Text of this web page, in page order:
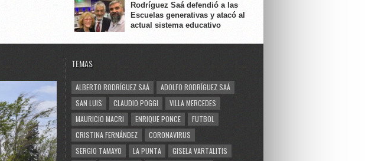
Rodríguez Saá defendió a las
Escuelas generativas y atacó al
actual sistema educativo
TEMAS
ALBERTO RODRÍGUEZ SAÁ
ADOLFO RODRÍGUEZ SAÁ
SAN LUIS
CLAUDIO POGGI
VILLA MERCEDES
MAURICIO MACRI
ENRIQUE PONCE
FUTBOL
CRISTINA FERNÁNDEZ
CORONAVIRUS
SERGIO TAMAYO
LA PUNTA
GISELA VARTALITIS